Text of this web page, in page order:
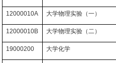
12000010A 大学物理实验（一）
12000010B 大学物理实验（二）
19000200 大学化学